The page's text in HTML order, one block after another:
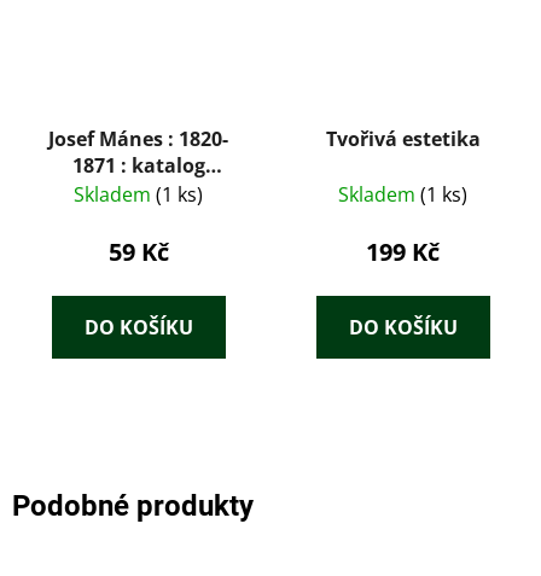
Josef Mánes : 1820-
1871 : katalog
jubilejní výstavy :
hradu září-listopad
Jihočeská galerie
Hluboká červenec-
prosinec 1
Skladem (1 ks)
59 Kč
DO KOŠÍKU
Tvořivá estetika
Skladem (1 ks)
199 Kč
DO KOŠÍKU
Podobné produkty